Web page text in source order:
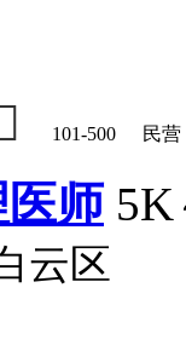
101-500 民营
师 5K
云区